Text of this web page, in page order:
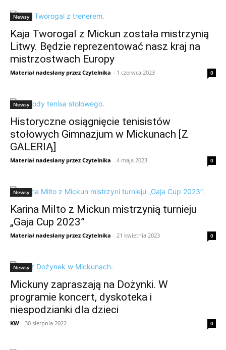
Newsy
Kaja Tworogal z Mickun została mistrzynią
Litwy. Będzie reprezentować nasz kraj na
mistrzostwach Europy
Materiał nadesłany przez Czytelnika - 1 czerwca 2023 0
Newsy
Historyczne osiągnięcie tenisistów
stołowych Gimnazjum w Mickunach [Z
GALERIĄ]
Materiał nadesłany przez Czytelnika - 4 maja 2023 0
Newsy
Karina Milto z Mickun mistrzynią turnieju
„Gaja Cup 2023”
Materiał nadesłany przez Czytelnika - 21 kwietnia 2023 0
Newsy
Mickuny zapraszają na Dożynki. W
programie koncert, dyskoteka i
niespodzianki dla dzieci
KW - 30 sierpnia 2022 0